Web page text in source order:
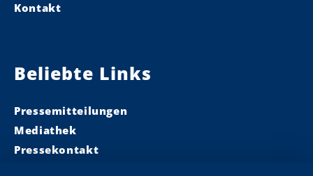
Kontakt
Beliebte Links
Pressemitteilungen
Mediathek
Pressekontakt